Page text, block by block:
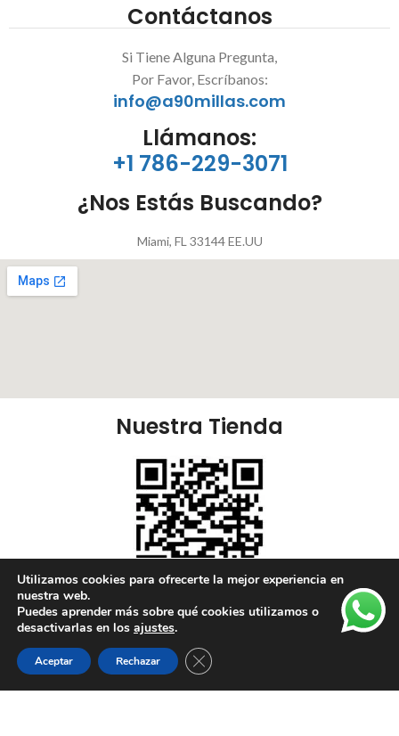
Contáctanos
Si Tiene Alguna Pregunta,
Por Favor, Escríbanos:
info@a90millas.com
Llámanos:
+1 786-229-3071
¿Nos Estás Buscando?
Miami, FL 33144 EE.UU
Nuestra Tienda
Nuestras Redes:
de deseos
CarritoMi cuenta
Utilizamos cookies para ofrecerte la mejor experiencia en
nuestra web.
Puedes aprender más sobre qué cookies utilizamos o
desactivarlas en los ajustes.
Aceptar Rechazar Cerrar el banner de cookies RGPD